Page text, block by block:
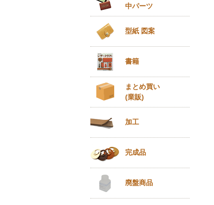
中パーツ
型紙 図案
書籍
まとめ買い
(業販)
加工
完成品
廃盤商品